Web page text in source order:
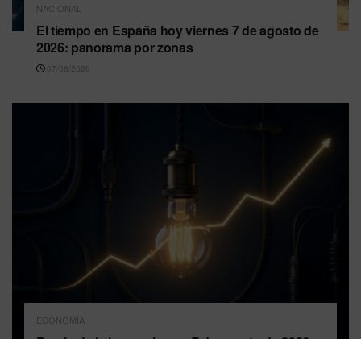
NACIONAL
El tiempo en España hoy viernes 7 de agosto de
2026: panorama por zonas
07/08/2026
ECONOMÍA